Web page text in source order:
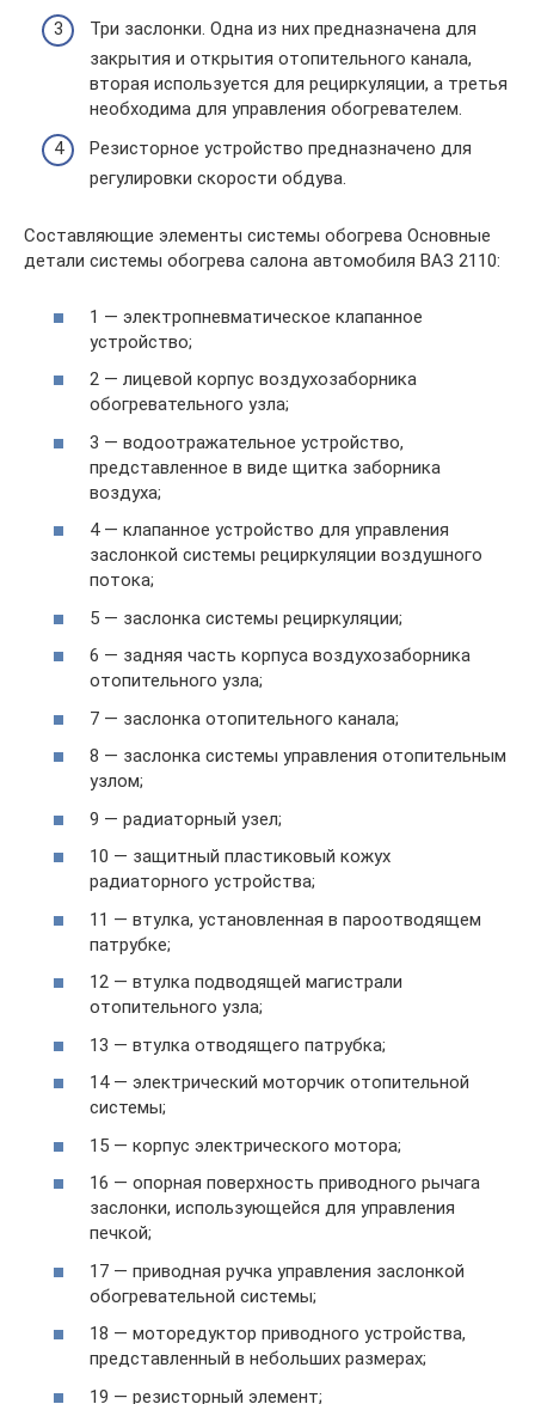
Три заслонки. Одна из них предназначена для
закрытия и открытия отопительного канала,
вторая используется для рециркуляции, а третья
необходима для управления обогревателем.
Резисторное устройство предназначено для
регулировки скорости обдува.
Составляющие элементы системы обогрева Основные
детали системы обогрева салона автомобиля ВАЗ 2110:
1 — электропневматическое клапанное
устройство;
2 — лицевой корпус воздухозаборника
обогревательного узла;
3 — водоотражательное устройство,
представленное в виде щитка заборника
воздуха;
4 — клапанное устройство для управления
заслонкой системы рециркуляции воздушного
потока;
5 — заслонка системы рециркуляции;
6 — задняя часть корпуса воздухозаборника
отопительного узла;
7 — заслонка отопительного канала;
8 — заслонка системы управления отопительным
узлом;
9 — радиаторный узел;
10 — защитный пластиковый кожух
радиаторного устройства;
11 — втулка, установленная в пароотводящем
патрубке;
12 — втулка подводящей магистрали
отопительного узла;
13 — втулка отводящего патрубка;
14 — электрический моторчик отопительной
системы;
15 — корпус электрического мотора;
16 — опорная поверхность приводного рычага
заслонки, использующейся для управления
печкой;
17 — приводная ручка управления заслонкой
обогревательной системы;
18 — моторедуктор приводного устройства,
представленный в небольших размерах;
19 — резисторный элемент;